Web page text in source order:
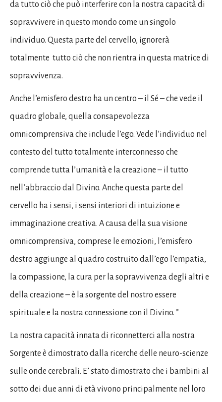
da tutto ciò che può interferire con la nostra capacità di
sopravvivere in questo mondo come un singolo
individuo. Questa parte del cervello, ignorerà
totalmente tutto ciò che non rientra in questa matrice di
sopravvivenza.
Anche l’emisfero destro ha un centro – il Sé – che vede il
quadro globale, quellaconsapevolezza
omnicomprensiva che include l’ego. Vede l’individuo nel
contesto del tutto totalmente interconnesso che
comprende tutta l’umanità e la creazione – il tutto
nell’abbraccio dal Divino. Anche questa parte del
cervello ha i sensi, i sensi interiori di intuizione e
immaginazione creativa. A causa della sua visione
omnicomprensiva, comprese le emozioni, l’emisfero
destro aggiunge al quadro costruito dall’ego l’empatia,
la compassione, la cura per la sopravvivenza degli altri e
della creazione – è la sorgente del nostro essere
spirituale e la nostra connessione con il Divino. ”
La nostra capacità innata di riconnetterci alla nostra
Sorgente è dimostrato dalla ricerche delle neuro-scienze
sulle onde cerebrali. E’ stato dimostrato che i bambini al
sotto dei due anni di età vivono principalmente nel loro